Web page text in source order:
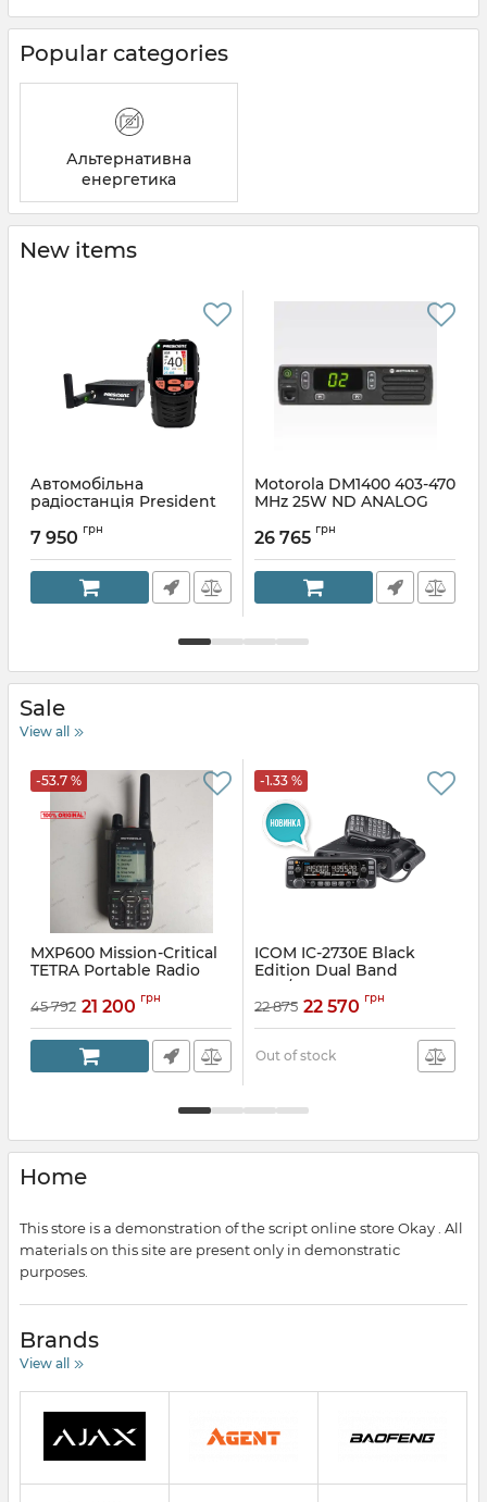
Popular categories
Альтернативна
енергетика
New items
Автомобільна
радіостанція President
7 950 грн
Motorola DM1400 403-470
MHz 25W ND ANALOG
мобильная, аналоговая
26 765 грн
Sale
View all
-53.7 %
MXP600 Mission-Critical
TETRA Portable Radio
45 792 21 200 грн
-1.33 %
ICOM IC-2730E Black
Edition Dual Band
VHF/UHF transceiver
Article: IC-2730B
22 875 22 570 грн
Out of stock
Home
This store is a demonstration of the script online store Okay . All
materials on this site are present only in demonstratic
purposes.
Brands
View all